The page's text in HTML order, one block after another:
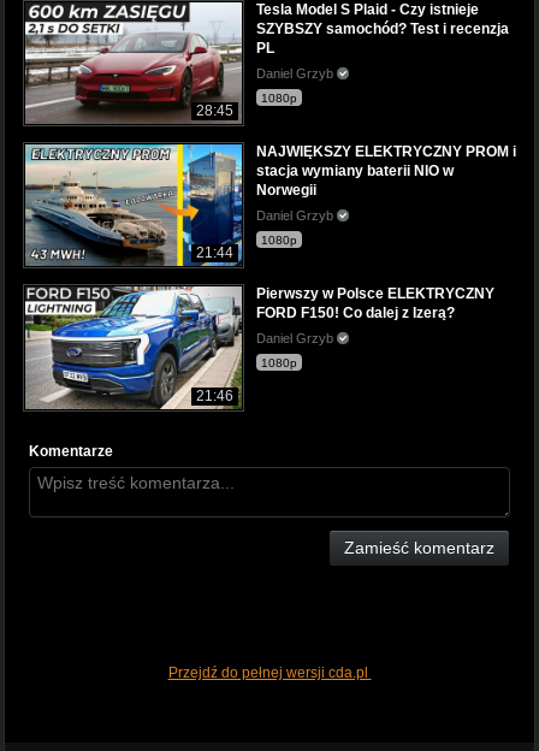
28:45
Tesla Model S Plaid - Czy istnieje
SZYBSZY samochód? Test i recenzja
PL
Daniel Grzyb
1080p
21:44
NAJWIĘKSZY ELEKTRYCZNY PROM i
stacja wymiany baterii NIO w
Norwegii
Daniel Grzyb
1080p
21:46
Pierwszy w Polsce ELEKTRYCZNY
FORD F150! Co dalej z Izerą?
Daniel Grzyb
1080p
Komentarze
Zamieść komentarz
Przejdź do pełnej wersji cda.pl